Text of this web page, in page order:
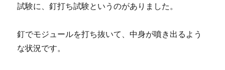
試験に、釘打ち試験というのがありました。
釘でモジュールを打ち抜いて、中身が噴き出るよう
な状況です。